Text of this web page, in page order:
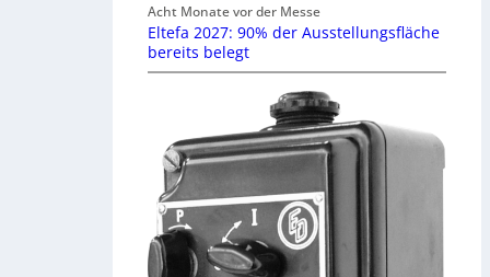
Acht Monate vor der Messe
Eltefa 2027: 90% der Ausstellungsfläche
bereits belegt